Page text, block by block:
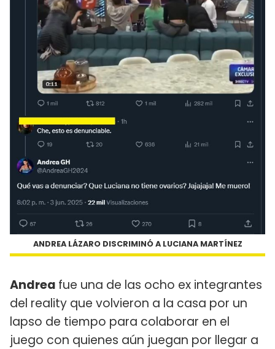
ANDREA LÁZARO DISCRIMINÓ A LUCIANA MARTÍNEZ
Andrea fue una de las ocho ex integrantes
del reality que volvieron a la casa por un
lapso de tiempo para colaborar en el
juego con quienes aún juegan por llegar a